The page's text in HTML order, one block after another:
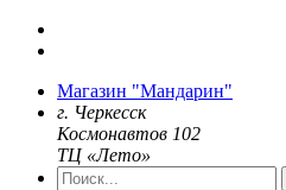
Магазин "Мандарин"
г. Черкесск
Космонавтов 102
ТЦ «Лето»